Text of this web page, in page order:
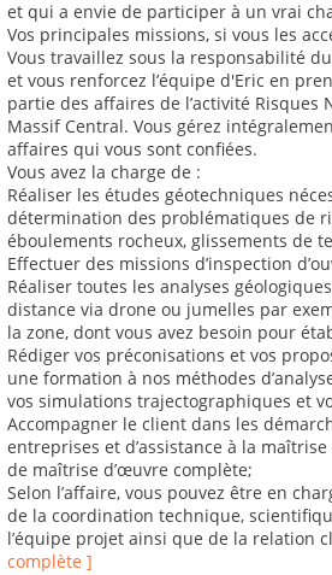
et qui a envie de participer à un vrai
Vos principales missions, si vous les
Vous travaillez sous la responsabilité
et vous renforcez l’équipe d'Eric en
partie des affaires de l’activité Risques
Massif Central. Vous gérez
affaires qui vous sont confiées.
Vous avez la charge de :
Réaliser les études géotechniques
détermination des problématiques de
éboulements rocheux, glissements de
Effectuer des missions d’inspection
Réaliser toutes les analyses
distance via drone ou jumelles par
la zone, dont vous avez besoin pour
Rédiger vos préconisations et vos
une formation à nos méthodes
vos simulations trajectographiques et
Accompagner le client dans les
entreprises et d’assistance à la
de maîtrise d’œuvre complète;
Selon l’affaire, vous pouvez être en
de la coordination technique,
l’équipe projet ainsi que de la relation
complète ]